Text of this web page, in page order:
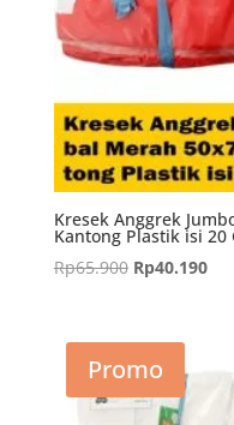
Kresek Anggrek
Kantong Plastik isi 20
Rp65.900 Harga
Rp65.900.
Rp40.190
Promo